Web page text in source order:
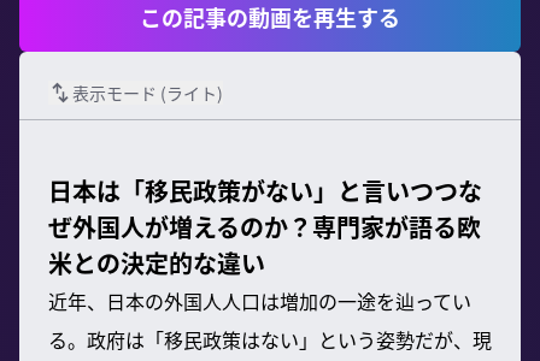
この記事の動画を再生する
表示モード (ライト)
日本は「移民政策がない」と言いつつな
ぜ外国人が増えるのか？専門家が語る欧
米との決定的な違い
近年、日本の外国人人口は増加の一途を辿ってい
る。政府は「移民政策はない」という姿勢だが、現